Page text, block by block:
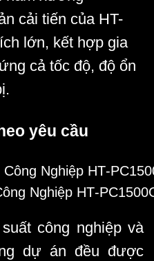
cải tiến của HT-
lớn, kết hợp gia
cả tốc độ, độ ổn
yêu cầu
Nghiệp
công nghiệp và
dự án đều được